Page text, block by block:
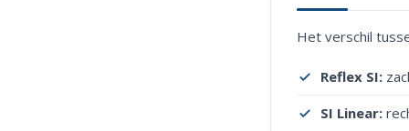
Het verschil
Reflex SI:
SI Linear: